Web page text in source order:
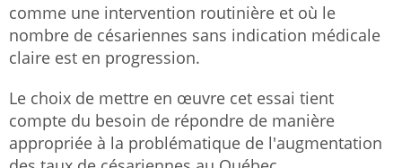
comme une intervention routinière et où le
nombre de césariennes sans indication médicale
claire est en progression.
Le choix de mettre en œuvre cet essai tient
compte du besoin de répondre de manière
appropriée à la problématique de l'augmentation